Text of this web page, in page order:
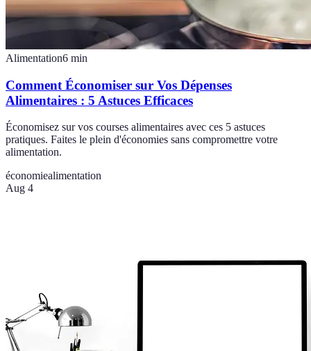
Alimentation6 min
Comment Économiser sur Vos Dépenses
Alimentaires : 5 Astuces Efficaces
Économisez sur vos courses alimentaires avec ces 5 astuces
pratiques. Faites le plein d'économies sans compromettre votre
alimentation.
économiealimentation
Aug 4